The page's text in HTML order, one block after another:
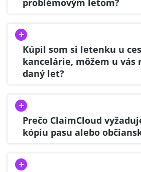
problémovým letom?
Kúpil som si letenku u
kancelárie, môžem u vás
daný let?
Prečo ClaimCloud
kópiu pasu alebo